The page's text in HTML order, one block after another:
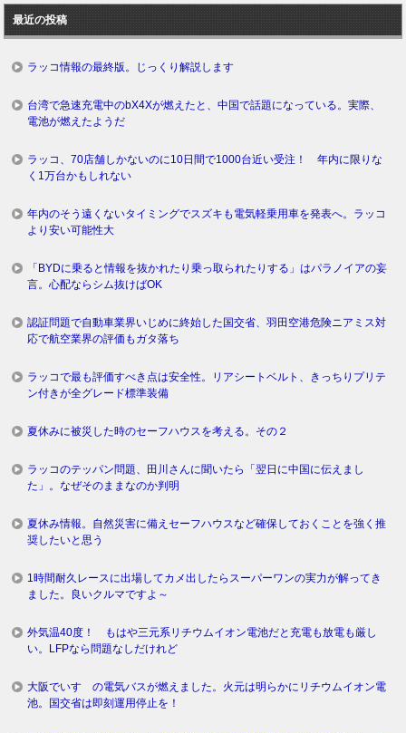
ロ
グ
最近の投稿
ラッコ情報の最終版。じっくり解説します
台湾で急速充電中のbX4Xが燃えたと、中国で話題になっている。実際、
電池が燃えたようだ
ラッコ、70店舗しかないのに10日間で1000台近い受注！ 年内に限りな
く1万台かもしれない
年内のそう遠くないタイミングでスズキも電気軽乗用車を発表へ。ラッコ
より安い可能性大
「BYDに乗ると情報を抜かれたり乗っ取られたりする」はパラノイアの妄
言。心配ならシム抜けばOK
認証問題で自動車業界いじめに終始した国交省、羽田空港危険ニアミス対
応で航空業界の評価もガタ落ち
ラッコで最も評価すべき点は安全性。リアシートベルト、きっちりプリテ
ン付きが全グレード標準装備
夏休みに被災した時のセーフハウスを考える。その２
ラッコのテッパン問題、田川さんに聞いたら「翌日に中国に伝えまし
た」。なぜそのままなのか判明
夏休み情報。自然災害に備えセーフハウスなど確保しておくことを強く推
奨したいと思う
1時間耐久レースに出場してカメ出したらスーパーワンの実力が解ってき
ました。良いクルマですよ～
外気温40度！ もはや三元系リチウムイオン電池だと充電も放電も厳し
い。LFPなら問題なしだけれど
大阪でいすゞの電気バスが燃えました。火元は明らかにリチウムイオン電
池。国交省は即刻運用停止を！